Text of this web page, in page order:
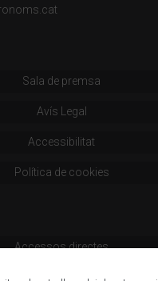
Sala de premsa
Avís Legal
Accessibilitat
Política de cookies
Accessos directes
Codi deontològic